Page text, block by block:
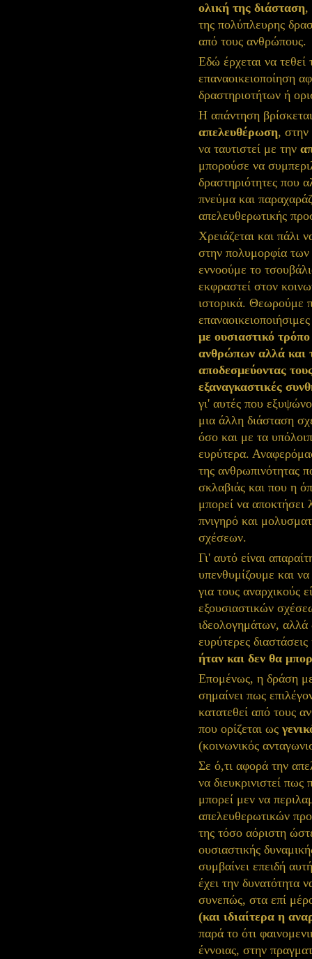
ολική της διάσταση,
της πολύπλευρης
από τους ανθρώπους.
Εδώ έρχεται να
επαναοικειοποίηση
δραστηριοτήτων ή
Η απάντηση
απελευθέρωση, στην
να ταυτιστεί με την
μπορούσε να
δραστηριότητες που
πνεύμα και
απελευθερωτικής
Χρειάζεται και πάλι
στην πολυμορφία
εννοούμε το
εκφραστεί στον
ιστορικά. Θεωρούμε
με ουσιαστικό
ανθρώπων αλλά και
αποδεσμεύοντας
εξαναγκαστικές
γι' αυτές που
μια άλλη διάσταση
όσο και με τα
ευρύτερα.
της ανθρωπινότητας
σκλαβιάς και που η
μπορεί να αποκτήσει
πνιγηρό και
σχέσεων.
Γι' αυτό είναι
υπενθυμίζουμε και
για τους αναρχικούς
εξουσιαστικών
ιδεολογημάτων, αλλά
ευρύτερες
ήταν και δεν θα
Επομένως, η δράση
σημαίνει πως
κατατεθεί από τους
που ορίζεται ως
(κοινωνικός
Σε ό,τι αφορά την
να διευκρινιστεί πως
μπορεί μεν να
απελευθερωτικών
της τόσο αόριστη
ουσιαστικής
συμβαίνει επειδή
έχει την δυνατότητα
συνεπώς, στα επί
(και ιδιαίτερα η
παρά το ότι
έννοιας, στην